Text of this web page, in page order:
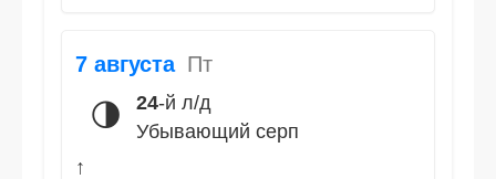
7 августа Пт
🌗 24-й л/д
Убывающий серп
↑